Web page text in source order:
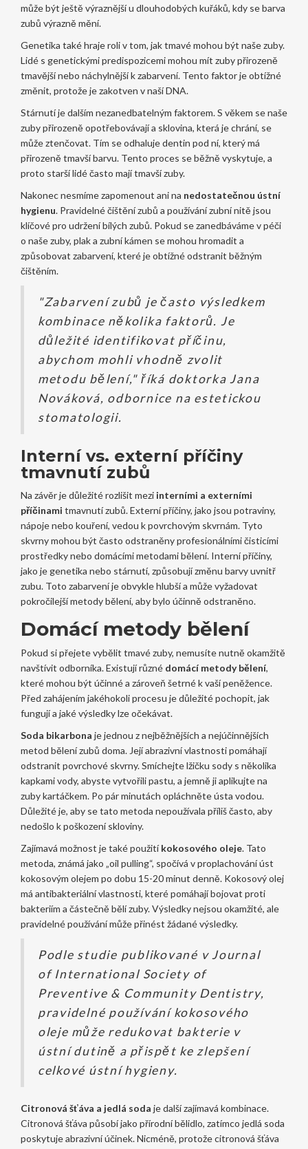
může být ještě výraznější u dlouhodobých kuřáků, kdy se barva
zubů výrazně mění.
Genetika také hraje roli v tom, jak tmavé mohou být naše zuby.
Lidé s genetickými predispozicemi mohou mít zuby přirozeně
tmavější nebo náchylnější k zabarvení. Tento faktor je obtížné
změnit, protože je zakotven v naší DNA.
Stárnutí je dalším nezanedbatelným faktorem. S věkem se naše
zuby přirozeně opotřebovávají a sklovina, která je chrání, se
může ztenčovat. Tím se odhaluje dentin pod ní, který má
přirozeně tmavší barvu. Tento proces se běžně vyskytuje, a
proto starší lidé často mají tmavší zuby.
Nakonec nesmíme zapomenout ani na nedostatečnou ústní
hygienu. Pravidelné čištění zubů a používání zubní nitě jsou
klíčové pro udržení bílých zubů. Pokud se zanedbáváme v péči
o naše zuby, plak a zubní kámen se mohou hromadit a
způsobovat zabarvení, které je obtížné odstranit běžným
čištěním.
"Zabarvení zubů je často výsledkem
kombinace několika faktorů. Je
důležité identifikovat příčinu,
abychom mohli vhodně zvolit
metodu bělení," říká doktorka Jana
Nováková, odbornice na estetickou
stomatologii.
Interní vs. externí příčiny
tmavnutí zubů
Na závěr je důležité rozlišit mezi interními a externími
příčinami tmavnutí zubů. Externí příčiny, jako jsou potraviny,
nápoje nebo kouření, vedou k povrchovým skvrnám. Tyto
skvrny mohou být často odstraněny profesionálními čisticími
prostředky nebo domácími metodami bělení. Interní příčiny,
jako je genetika nebo stárnutí, způsobují změnu barvy uvnitř
zubu. Toto zabarvení je obvykle hlubší a může vyžadovat
pokročilejší metody bělení, aby bylo účinně odstraněno.
Domácí metody bělení
Pokud si přejete vybělit tmavé zuby, nemusíte nutně okamžitě
navštívit odborníka. Existují různé domácí metody bělení,
které mohou být účinné a zároveň šetrné k vaší peněžence.
Před zahájením jakéhokoli procesu je důležité pochopit, jak
fungují a jaké výsledky lze očekávat.
Soda bikarbona je jednou z nejběžnějších a nejúčinnějších
metod bělení zubů doma. Její abrazivní vlastnosti pomáhají
odstranit povrchové skvrny. Smíchejte lžičku sody s několika
kapkami vody, abyste vytvořili pastu, a jemně ji aplikujte na
zuby kartáčkem. Po pár minutách opláchněte ústa vodou.
Důležité je, aby se tato metoda nepoužívala příliš často, aby
nedošlo k poškození skloviny.
Zajímavá možnost je také použitíkokosového oleje. Tato
metoda, známá jako „oil pulling“, spočívá v proplachování úst
kokosovým olejem po dobu 15-20 minut denně. Kokosový olej
má antibakteriální vlastnosti, které pomáhají bojovat proti
bakteriím a částečně bělí zuby. Výsledky nejsou okamžité, ale
pravidelné používání může přinést žádané výsledky.
Podle studie publikované v Journal
of International Society of
Preventive & Community Dentistry,
pravidelné používání kokosového
oleje může redukovat bakterie v
ústní dutině a přispět ke zlepšení
celkové ústní hygieny.
Citronová šťáva a jedlá soda je další zajímavá kombinace.
Citronová šťáva působí jako přírodní bělidlo, zatímco jedlá soda
poskytuje abrazivní účinek. Nicméně, protože citronová šťáva